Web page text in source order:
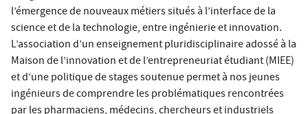
l’émergence de nouveaux métiers situés à l’interface de la
science et de la technologie, entre ingénierie et innovation.
L’association d’un enseignement pluridisciplinaire adossé à la
Maison de l’innovation et de l’entrepreneuriat étudiant (MIEE)
et d’une politique de stages soutenue permet à nos jeunes
ingénieurs de comprendre les problématiques rencontrées